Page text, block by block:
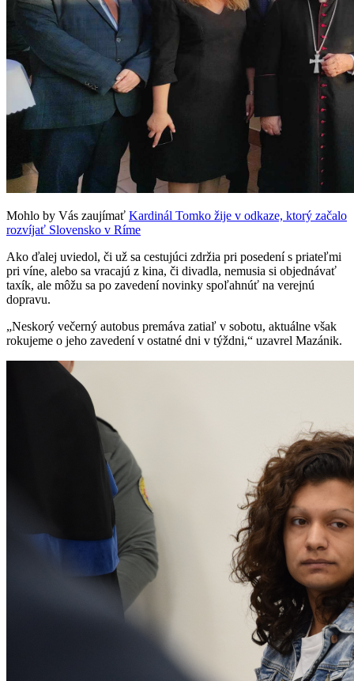
Mohlo by Vás zaujímať Kardinál Tomko žije v odkaze, ktorý začalo
rozvíjať Slovensko v Ríme
Ako ďalej uviedol, či už sa cestujúci zdržia pri posedení s priateľmi
pri víne, alebo sa vracajú z kina, či divadla, nemusia si objednávať
taxík, ale môžu sa po zavedení novinky spoľahnúť na verejnú
dopravu.
„Neskorý večerný autobus premáva zatiaľ v sobotu, aktuálne však
rokujeme o jeho zavedení v ostatné dni v týždni,“ uzavrel Mazánik.